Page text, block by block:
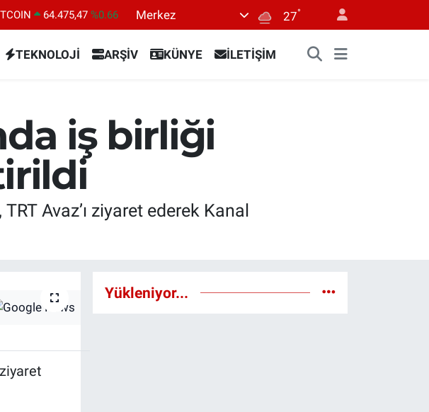
64.475,47 %0.66
ALTIN
6518.23
%0.39
BİST100
13.703 %0
Merkez 27°
TEKNOLOJİ ARŞİV KÜNYE İLETİŞİM
iş birliği
Avaz’ı ziyaret ederek Kanal
Yükleniyor...